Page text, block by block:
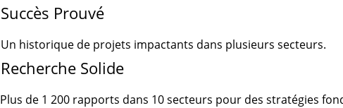
Succès Prouvé
Un historique de projets impactants dans plusieurs secteurs.
Recherche Solide
Plus de 1 200 rapports dans 10 secteurs pour des stratégies